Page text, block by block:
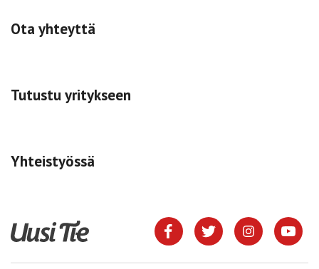
Ota yhteyttä
Tutustu yritykseen
Yhteistyössä